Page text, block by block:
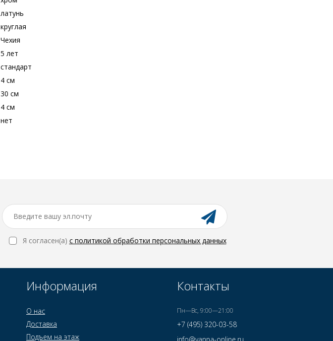
латунь
круглая
Чехия
5 лет
стандарт
4 см
30 см
4 см
нет
Я согласен(a) с политикой обработки персональных данных
Информация
О нас
Доставка
Подъем на этаж
Контакты
Пн—Вс, 9:00—21:00
+7 (495) 320-03-58